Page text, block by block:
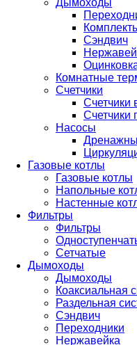
Дымоходы
Сэндвич
Комнатные
Счетчики
Счетчики
Счетчики
Насосы
Газовые котлы
Газовые котлы
Напольные
Настенные
Фильтры
Фильтры
Сетчатые
Дымоходы
Дымоходы
Коаксиальная
Раздельная
Сэндвич
Переходники
Нержавейка